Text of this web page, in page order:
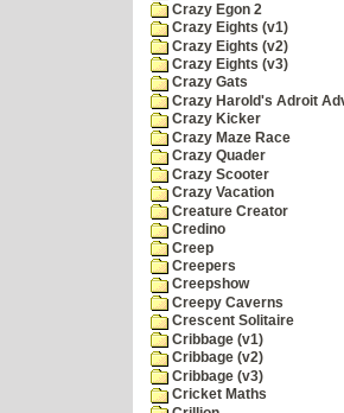
Crazy Egon 2
Crazy Eights (v1)
Crazy Eights (v2)
Crazy Eights (v3)
Crazy Gats
Crazy Harold's Adroit
Crazy Kicker
Crazy Maze Race
Crazy Quader
Crazy Scooter
Crazy Vacation
Creature Creator
Credino
Creep
Creepers
Creepshow
Creepy Caverns
Crescent Solitaire
Cribbage (v1)
Cribbage (v2)
Cribbage (v3)
Cricket Maths